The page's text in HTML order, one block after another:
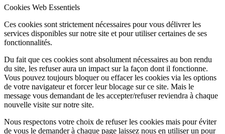
Cookies Web Essentiels
Ces cookies sont strictement nécessaires pour vous délivrer les
services disponibles sur notre site et pour utiliser certaines de ses
fonctionnalités.
Du fait que ces cookies sont absolument nécessaires au bon rendu
du site, les refuser aura un impact sur la façon dont il fonctionne.
Vous pouvez toujours bloquer ou effacer les cookies via les options
de votre navigateur et forcer leur blocage sur ce site. Mais le
message vous demandant de les accepter/refuser reviendra à chaque
nouvelle visite sur notre site.
Nous respectons votre choix de refuser les cookies mais pour éviter
de vous le demander à chaque page laissez nous en utiliser un pour